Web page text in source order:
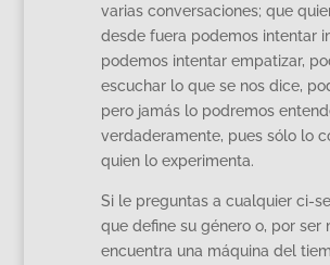
varias conversaciones; que
desde fuera podemos intentar
podemos intentar empatizar,
escuchar lo que se nos dice,
pero jamás lo podremos
verdaderamente, pues sólo lo
quien lo experimenta.
Si le preguntas a cualquier ci-
que define su género o, por ser
encuentra una máquina del